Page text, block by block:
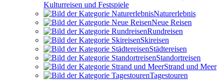
Kultur­reisen und Festspiele
Naturerlebnis
Neue Reisen
Rund­reisen
Ski­reisen
Städte­reisen
Standort­reisen
Strand und Meer
Tagestouren